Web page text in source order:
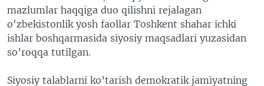
mazlumlar haqqiga duo qilishni rejalagan
o'zbekistonlik yosh faollar Toshkent shahar ichki
ishlar boshqarmasida siyosiy maqsadlari yuzasidan
so’roqqa tutilgan.
Siyosiy talablarni ko’tarish demokratik jamiyatning